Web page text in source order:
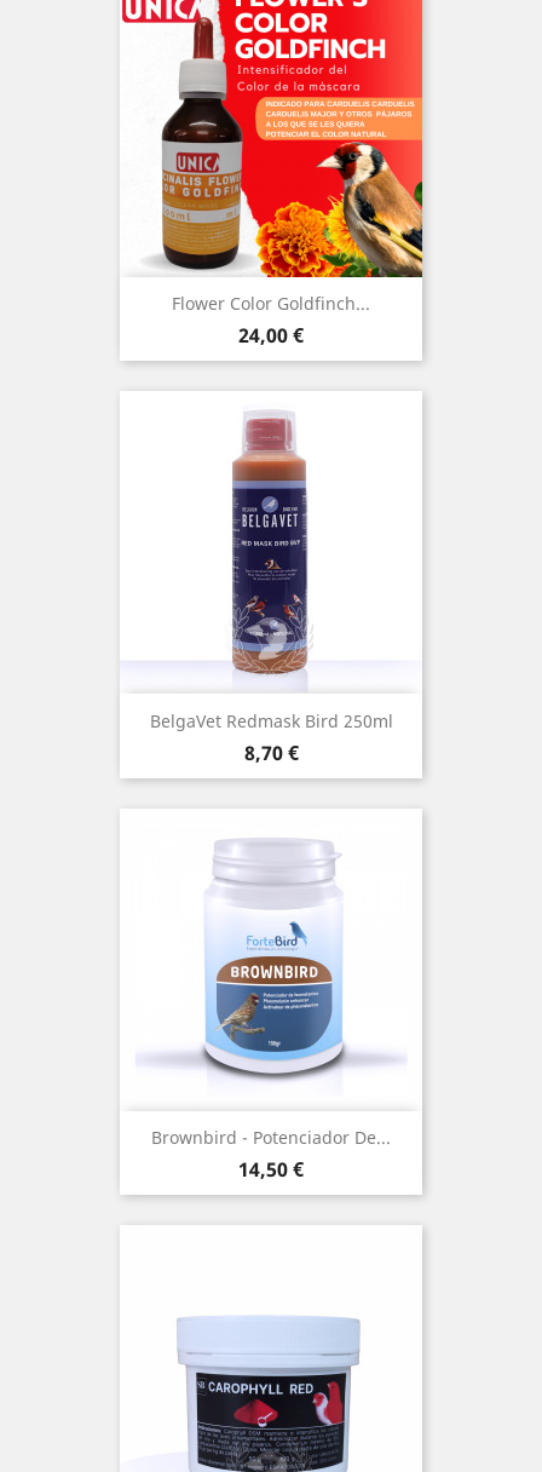
Flower Color Goldfinch...
Precio
24,00 €
BelgaVet Redmask Bird 250ml
Precio
8,70 €
Brownbird - Potenciador De...
Precio
14,50 €